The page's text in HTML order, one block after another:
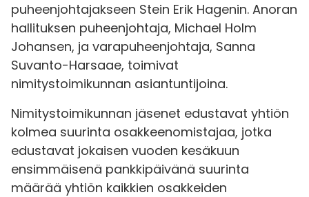
puheenjohtajakseen Stein Erik Hagenin. Anoran
hallituksen puheenjohtaja, Michael Holm
Johansen, ja varapuheenjohtaja, Sanna
Suvanto-Harsaae, toimivat
nimitystoimikunnan asiantuntijoina.
Nimitystoimikunnan jäsenet edustavat yhtiön
kolmea suurinta osakkeenomistajaa, jotka
edustavat jokaisen vuoden kesäkuun
ensimmäisenä pankkipäivänä suurinta
määrää yhtiön kaikkien osakkeiden